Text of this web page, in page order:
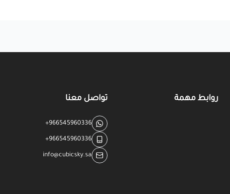
روابط مهمة تواصل معنا
+966545960336
+966545960336
info@cubicsky.sa